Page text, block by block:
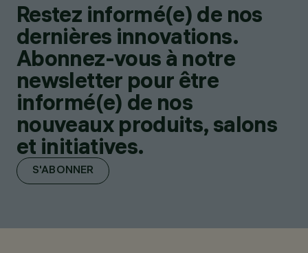
Restez informé(e) de nos
dernières innovations.
Abonnez-vous à notre
newsletter pour être
informé(e) de nos
nouveaux produits, salons
et initiatives.
S'ABONNER